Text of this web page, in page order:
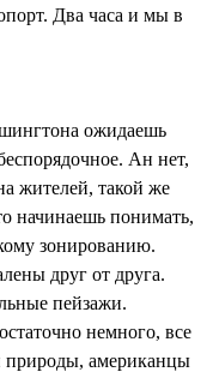
Два часа и мы в
ожидаешь
Ан нет,
жителей, такой же
начинаешь понимать,
зонированию.
друг от друга.
пейзажи.
немного, все
природы, американцы